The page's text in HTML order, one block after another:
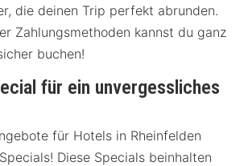
die deinen Trip perfekt abrunden.
Zahlungsmethoden kannst du ganz
buchen!
für ein unvergessliches
für Hotels in Rheinfelden
Diese Specials beinhalten